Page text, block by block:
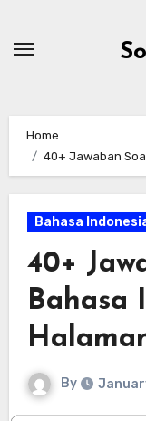
Home
40+ Jawaban
Bahasa
40+
Bahasa
By